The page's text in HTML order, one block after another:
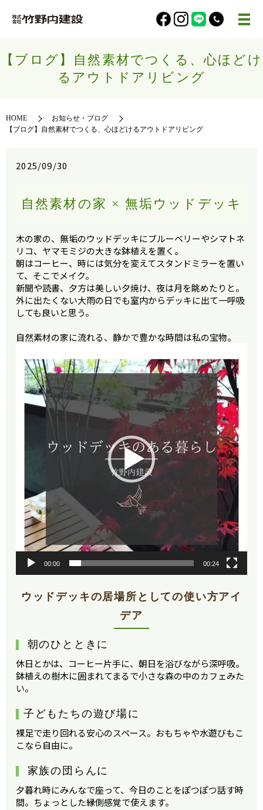
【ブログ】自然素材でつくる、心ほどけ
るアウトドアリビング
HOME
お知らせ・ブログ
【ブログ】自然素材でつくる、心ほどけるアウトドアリビング
2025/09/30
自然素材の家 × 無垢ウッドデッキ
木の家の、無垢のウッドデッキにブルーベリーやシマトネ
リコ、ヤマモミジの大きな鉢植えを置く。
朝はコーヒー、時には気分を変えてスタンドミラーを置い
て、そこでメイク。
新聞や読書、夕方は美しい夕焼け、夜は月を眺めたりと。
外に出たくない大雨の日でも室内からデッキに出て一呼吸
しても良いと思う。
自然素材の家に流れる、静かで豊かな時間は私の宝物。
画
プ
レ
00:00 00:24
ウッドデッキの居場所としての使い方アイ
デア
朝のひとときに
休日とかは、コーヒー片手に、朝日を浴びながら深呼吸。
鉢植えの樹木に囲まれてまるで小さな森の中のカフェみた
い。
子どもたちの遊び場に
裸足で走り回れる安心のスペース。おもちゃや水遊びもこ
こなら自由に。
家族の団らんに
夕暮れ時にみんなで座って、今日のことをぽつぽつ話す時
間。ちょっとした縁側感覚で使えます。